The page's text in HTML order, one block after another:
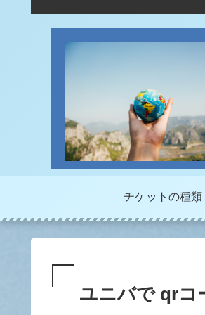
チケットの種類
ユニバで qrコ